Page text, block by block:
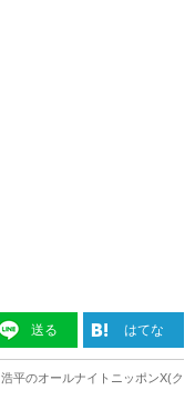
送る はてな
平のオールナイトニッポンX(ク